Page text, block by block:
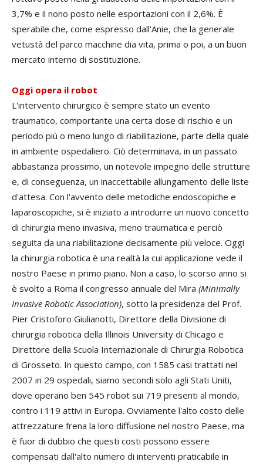
3,7% e il nono posto nelle esportazioni con il 2,6%. È
sperabile che, come espresso dall'Anie, che la generale
vetustà del parco macchine dia vita, prima o poi, a un buon
mercato interno di sostituzione.
Oggi opera il robot
L'intervento chirurgico è sempre stato un evento
traumatico, comportante una certa dose di rischio e un
periodo più o meno lungo di riabilitazione, parte della quale
in ambiente ospedaliero. Ciò determinava, in un passato
abbastanza prossimo, un notevole impegno delle strutture
e, di conseguenza, un inaccettabile allungamento delle liste
d'attesa. Con l'avvento delle metodiche endoscopiche e
laparoscopiche, si è iniziato a introdurre un nuovo concetto
di chirurgia meno invasiva, meno traumatica e perciò
seguita da una riabilitazione decisamente più veloce. Oggi
la chirurgia robotica è una realtà la cui applicazione vede il
nostro Paese in primo piano. Non a caso, lo scorso anno si
è svolto a Roma il congresso annuale del Mira (Minimally
Invasive Robotic Association), sotto la presidenza del Prof.
Pier Cristoforo Giulianotti, Direttore della Divisione di
chirurgia robotica della Illinois University di Chicago e
Direttore della Scuola Internazionale di Chirurgia Robotica
di Grosseto. In questo campo, con 1585 casi trattati nel
2007 in 29 ospedali, siamo secondi solo agli Stati Uniti,
dove operano ben 545 robot sui 719 presenti al mondo,
contro i 119 attivi in Europa. Ovviamente l'alto costo delle
attrezzature frena la loro diffusione nel nostro Paese, ma
è fuor di dubbio che questi costi possono essere
compensati dall'alto numero di interventi praticabile in